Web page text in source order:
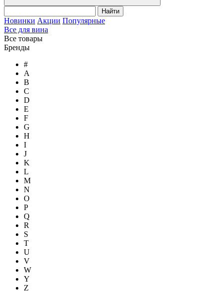
Найти
Новинки Акции Популярные
Все для вина
Все товары
Бренды
#
A
B
C
D
E
F
G
H
I
J
K
L
M
N
O
P
Q
R
S
T
U
V
W
Y
Z